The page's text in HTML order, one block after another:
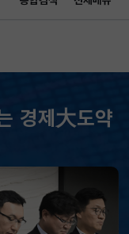
경제大도약
301.88(하락)
3.742 0.073(상승)
0.2000(상승)